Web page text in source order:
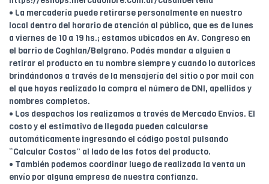
• La mercadería puede retirarse personalmente en nuestro
local dentro del horario de atención al público, que es de lunes
a viernes de 10 a 19 hs.; estamos ubicados en Av. Congreso en
el barrio de Coghlan/Belgrano. Podés mandar a alguien a
retirar el producto en tu nombre siempre y cuando lo autorices
brindándonos a través de la mensajería del sitio o por mail con
el que hayas realizado la compra el número de DNI, apellidos y
nombres completos.
• Los despachos los realizamos a través de Mercado Envíos. El
costo y el estimativo de llegada pueden calcularse
automáticamente ingresando el código postal pulsando
“Calcular Costos” al lado de las fotos del producto.
• También podemos coordinar luego de realizada la venta un
envío por alguna empresa de nuestra confianza.